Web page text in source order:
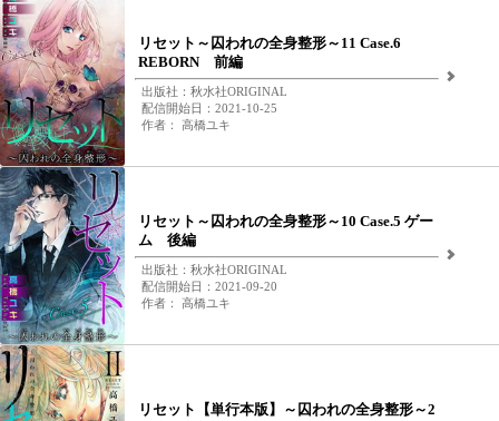
リセット～囚われの全身整形～11 Case.6
REBORN 前編
出版社：秋水社ORIGINAL
配信開始日：2021-10-25
作者： 高橋ユキ
リセット～囚われの全身整形～10 Case.5 ゲー
ム 後編
出版社：秋水社ORIGINAL
配信開始日：2021-09-20
作者： 高橋ユキ
リセット【単行本版】～囚われの全身整形～2